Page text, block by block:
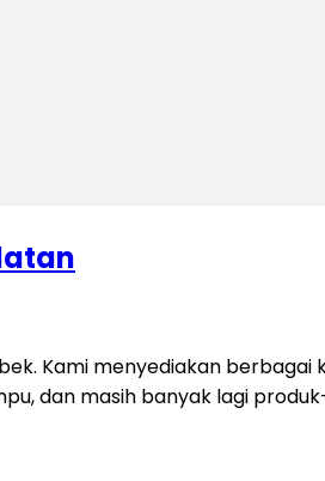
Kami menyediakan berbagai
dan masih banyak lagi